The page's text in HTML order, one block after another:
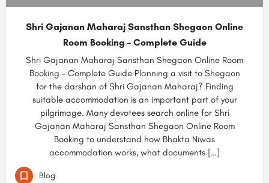
Shri Gajanan Maharaj Sansthan Shegaon Online
Room Booking – Complete Guide
Shri Gajanan Maharaj Sansthan Shegaon Online Room
Booking – Complete Guide Planning a visit to Shegaon
for the darshan of Shri Gajanan Maharaj? Finding
suitable accommodation is an important part of your
pilgrimage. Many devotees search online for Shri
Gajanan Maharaj Sansthan Shegaon Online Room
Booking to understand how Bhakta Niwas
accommodation works, what documents […]
Blog